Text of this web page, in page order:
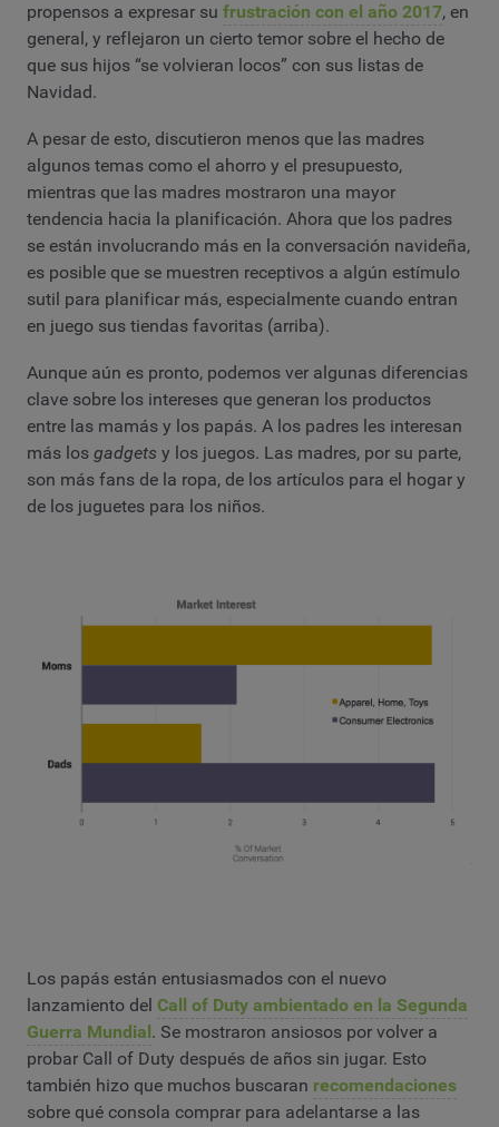
propensos a expresar su frustración con el año 2017, en
general, y reflejaron un cierto temor sobre el hecho de
que sus hijos “se volvieran locos” con sus listas de
Navidad.
A pesar de esto, discutieron menos que las madres
algunos temas como el ahorro y el presupuesto,
mientras que las madres mostraron una mayor
tendencia hacia la planificación. Ahora que los padres
se están involucrando más en la conversación navideña,
es posible que se muestren receptivos a algún estímulo
sutil para planificar más, especialmente cuando entran
en juego sus tiendas favoritas (arriba).
Aunque aún es pronto, podemos ver algunas diferencias
clave sobre los intereses que generan los productos
entre las mamás y los papás. A los padres les interesan
más los gadgets y los juegos. Las madres, por su parte,
son más fans de la ropa, de los artículos para el hogar y
de los juguetes para los niños.
Los papás están entusiasmados con el nuevo
lanzamiento del Call of Duty ambientado en la Segunda
Guerra Mundial . Se mostraron ansiosos por volver a
probar Call of Duty después de años sin jugar. Esto
también hizo que muchos buscaran recomendaciones
sobre qué consola comprar para adelantarse a las